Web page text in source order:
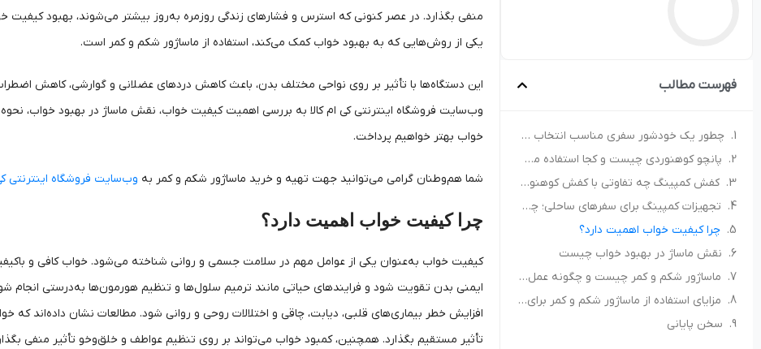
فهرست مطالب
چطور یک خودشور سفری مناسب انتخاب کنیم؟ راهنمای خرید برای کمپ و سفر
پانچو کوهنوردی چیست و کجا استفاده می‌شود؟ راهنمای انتخاب پانچو مناسب
کفش کمپینگ چه تفاوتی با کفش کوهنوردی دارد؟ راهنمای انتخاب کفش مناسب طبیعت‌گردی
تجهیزات کمپینگ برای سفرهای ساحلی؛ چه چیزهایی همراه داشته باشیم؟
چرا کیفیت خواب اهمیت دارد؟
نقش ماساژ در بهبود خواب چیست
ماساژور شکم و کمر چیست و چگونه عمل می‌کند؟
مزایای استفاده از ماساژور شکم و کمر برای خواب بهتر
سخن پایانی
منفی بگذارد. در عصر کنونی که استرس و فشارهای زندگی روزمره به‌روز بیشتر می‌شوند، بهبود
یکی از روش‌هایی که به بهبود خواب کمک می‌کند، استفاده از ماساژور شکم و کمر است.
این دستگاه‌ها با تأثیر بر روی نواحی مختلف بدن، باعث کاهش دردهای عضلانی و گوارشی، کاهش
وب‌سایت‌ فروشگاه اینترنتی کی ام کالا به بررسی اهمیت کیفیت خواب، نقش ماساژ در بهبود خواب، نحوه
خواب بهتر خواهیم پرداخت.
شما هم‌وطنان گرامی می‌توانید جهت تهیه و خرید ماساژور شکم و کمر به وب‌سایت‌ فروشگاه اینترنتی
چرا کیفیت خواب اهمیت دارد؟
کیفیت خواب به‌عنوان یکی از عوامل مهم در سلامت جسمی و روانی شناخته می‌شود. خواب کافی و
ایمنی بدن تقویت شود و فرایندهای حیاتی مانند ترمیم سلول‌ها و تنظیم هورمون‌ها به‌درستی
افزایش خطر بیماری‌های قلبی، دیابت، چاقی و اختلالات روحی و روانی شود. مطالعات نشان داده‌اند که
تأثیر مستقیم بگذارد. همچنین، کمبود خواب می‌تواند بر روی تنظیم عواطف و خلق‌وخو تأثیر منفی